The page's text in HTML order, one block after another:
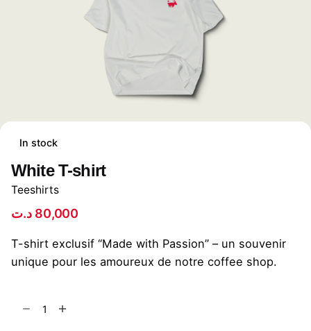
In stock
White T-shirt
Teeshirts
80,000 د.ت
T-shirt exclusif “Made with Passion” – un souvenir
unique pour les amoureux de notre coffee shop.